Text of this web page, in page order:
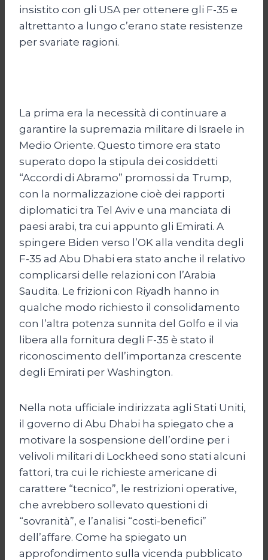
insistito con gli USA per ottenere gli F-35 e
altrettanto a lungo c’erano state resistenze
per svariate ragioni.
La prima era la necessità di continuare a
garantire la supremazia militare di Israele in
Medio Oriente. Questo timore era stato
superato dopo la stipula dei cosiddetti
“Accordi di Abramo” promossi da Trump,
con la normalizzazione cioè dei rapporti
diplomatici tra Tel Aviv e una manciata di
paesi arabi, tra cui appunto gli Emirati. A
spingere Biden verso l’OK alla vendita degli
F-35 ad Abu Dhabi era stato anche il relativo
complicarsi delle relazioni con l’Arabia
Saudita. Le frizioni con Riyadh hanno in
qualche modo richiesto il consolidamento
con l’altra potenza sunnita del Golfo e il via
libera alla fornitura degli F-35 è stato il
riconoscimento dell’importanza crescente
degli Emirati per Washington.
Nella nota ufficiale indirizzata agli Stati Uniti,
il governo di Abu Dhabi ha spiegato che a
motivare la sospensione dell’ordine per i
velivoli militari di Lockheed sono stati alcuni
fattori, tra cui le richieste americane di
carattere “tecnico”, le restrizioni operative,
che avrebbero sollevato questioni di
“sovranità”, e l’analisi “costi-benefici”
dell’affare. Come ha spiegato un
approfondimento sulla vicenda pubblicato